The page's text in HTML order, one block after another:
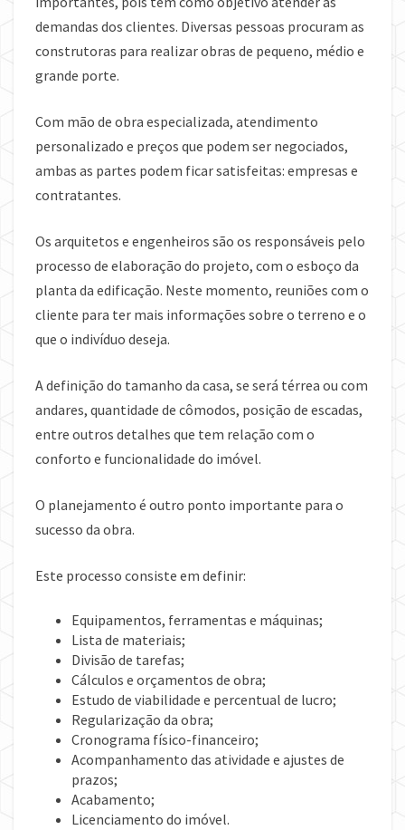
demandas dos clientes. Diversas pessoas procuram as
construtoras para realizar obras de pequeno, médio e
grande porte.
Com mão de obra especializada, atendimento
personalizado e preços que podem ser negociados,
ambas as partes podem ficar satisfeitas: empresas e
contratantes.
Os arquitetos e engenheiros são os responsáveis pelo
processo de elaboração do projeto, com o esboço da
planta da edificação. Neste momento, reuniões com o
cliente para ter mais informações sobre o terreno e o
que o indivíduo deseja.
A definição do tamanho da casa, se será térrea ou com
andares, quantidade de cômodos, posição de escadas,
entre outros detalhes que tem relação com o
conforto e funcionalidade do imóvel.
O planejamento é outro ponto importante para o
sucesso da obra.
Este processo consiste em definir:
Equipamentos, ferramentas e máquinas;
Lista de materiais;
Divisão de tarefas;
Cálculos e orçamentos de obra;
Estudo de viabilidade e percentual de lucro;
Regularização da obra;
Cronograma físico-financeiro;
Acompanhamento das atividade e ajustes de
prazos;
Acabamento;
Licenciamento do imóvel.